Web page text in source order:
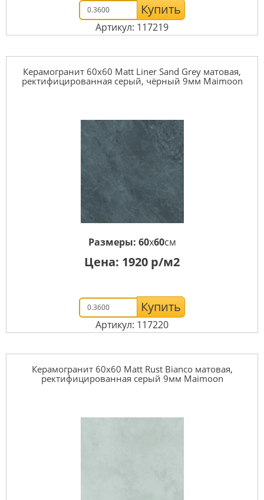
Купить
Артикул: 117219
Керамогранит 60x60 Matt Liner Sand Grey матовая,
ректифицированная серый, чёрный 9мм Maimoon
Размеры: 60x60см
Цена: 1920 р/м2
Купить
Артикул: 117220
Керамогранит 60x60 Matt Rust Bianco матовая,
ректифицированная серый 9мм Maimoon